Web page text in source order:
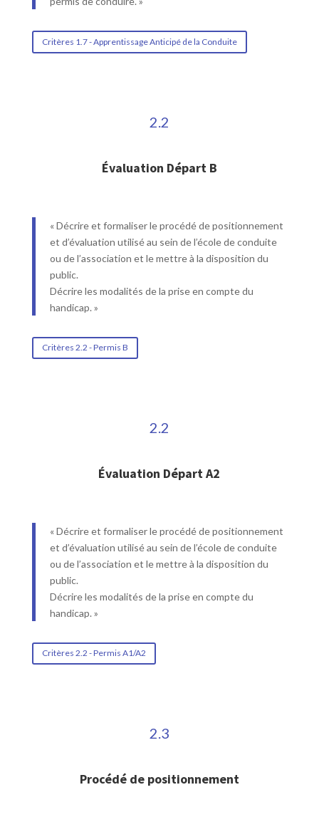
Critères 1.7 - Apprentissage Anticipé de la Conduite
2.2
Évaluation Départ B
« Décrire et formaliser le procédé de positionnement
et d’évaluation utilisé au sein de l’école de conduite
ou de l’association et le mettre à la disposition du
public.
Décrire les modalités de la prise en compte du
handicap. »
Critères 2.2 - Permis B
2.2
Évaluation Départ A2
« Décrire et formaliser le procédé de positionnement
et d’évaluation utilisé au sein de l’école de conduite
ou de l’association et le mettre à la disposition du
public.
Décrire les modalités de la prise en compte du
handicap. »
Critères 2.2 - Permis A1/A2
2.3
Procédé de positionnement